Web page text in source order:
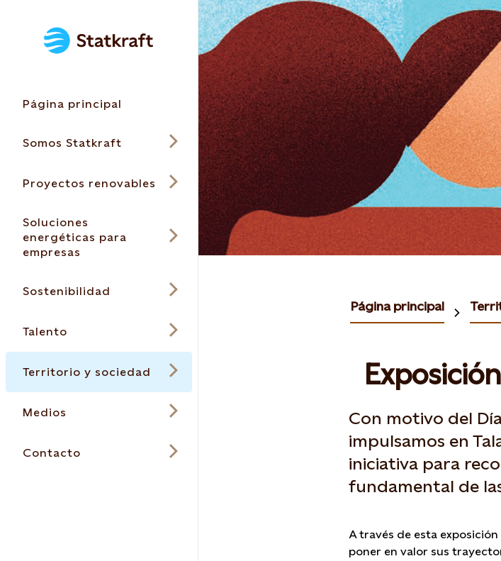
Página principal
Somos Statkraft
Proyectos renovables
Soluciones
energéticas para
empresas
Sostenibilidad
Talento
Territorio y sociedad
Medios
Contacto
Página principal
Con motivo del
impulsamos en
iniciativa para
fundamental de
A través de esta
poner en valor sus